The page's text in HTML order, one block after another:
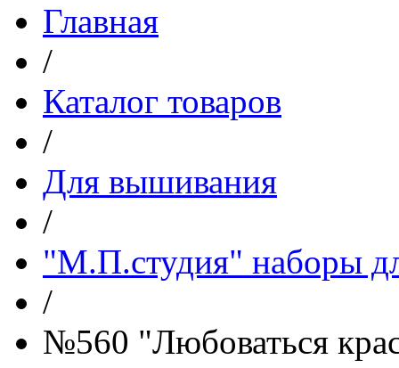
Главная
/
Каталог товаров
/
Для вышивания
/
"М.П.студия" наборы
/
№560 "Любоваться